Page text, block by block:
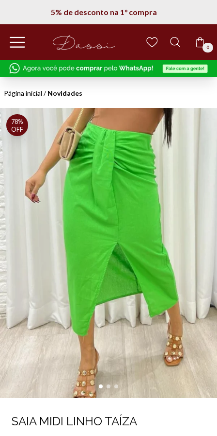
5% de desconto na 1° compra
0
Página inicial /Novidades
SAIA MIDI LINHO TAÍZA
78%
OFF